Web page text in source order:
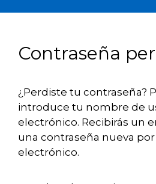
Contraseña
¿Perdiste tu contraseña?
introduce tu nombre de
electrónico. Recibirás un
una contraseña nueva
electrónico.